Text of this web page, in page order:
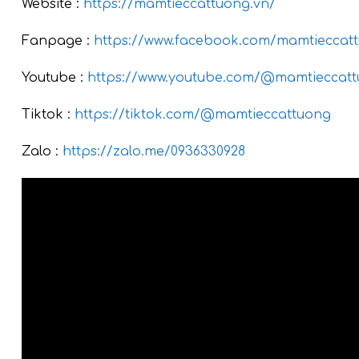
Website : https://mamtieccattuong.vn/
Fanpage : https://www.facebook.com/
Youtube : https://www.youtube.com/
Tiktok : https://tiktok.com/@mamtieccattuong
Zalo : https://zalo.me/0936330928